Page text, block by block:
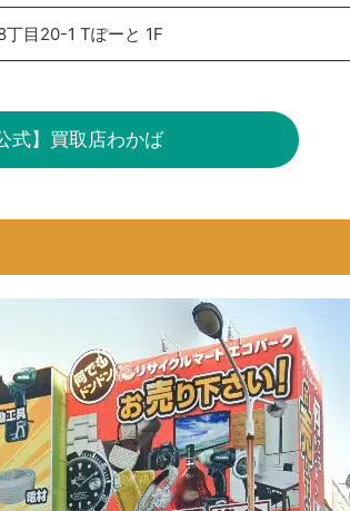
丁目20-1 Tぽーと 1F
式】買取店わかば